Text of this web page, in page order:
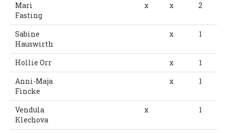
Nybegynnerkurs
BREDDE
Ny på o-løp?
Nyheter
Grenserittet
Mari
Fasting
x x 2
Sabine
Hauswirth
x 1
Hollie Orr x
1
Anni-Maja
Fincke
x 1
Vendula
Klechova
x 1